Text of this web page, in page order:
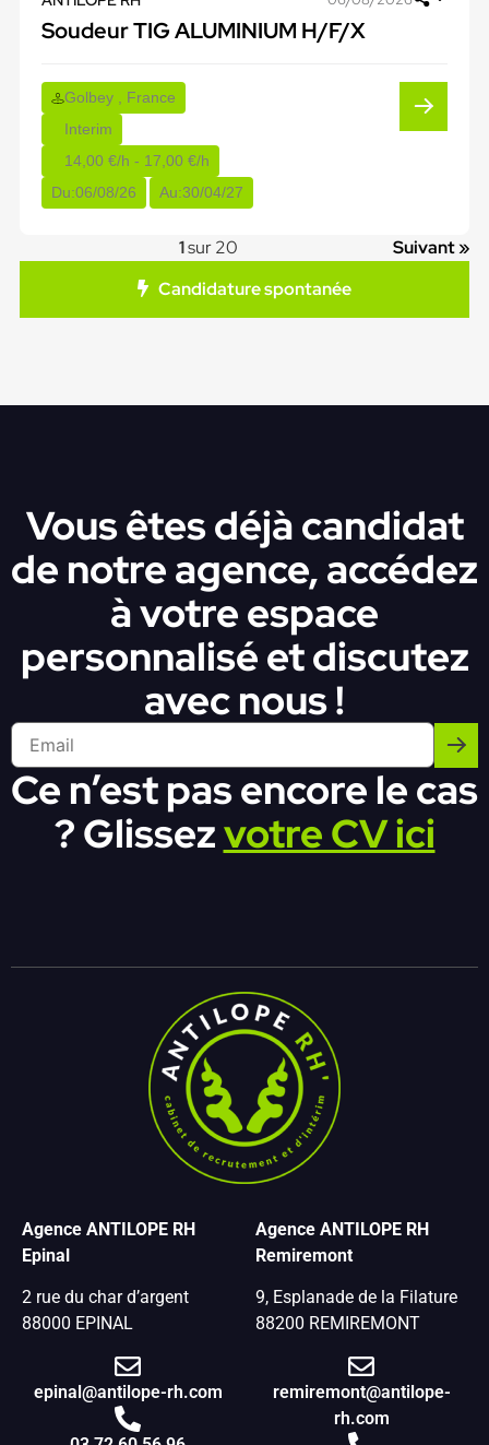
Soudeur TIG ALUMINIUM H/F/X
Golbey , France
Interim
14,00 €/h - 17,00 €/h
Du:06/08/26 Au:30/04/27
1sur 20
Suivant »
Candidature spontanée
Vous êtes déjà candidat
de notre agence, accédez
à votre espace
personnalisé et discutez
avec nous !
Ce n’est pas encore le cas
? Glissezvotre CV ici
Agence ANTILOPE RH
Epinal
2 rue du char d’argent
88000 EPINAL
epinal@antilope-rh.com
Agence ANTILOPE RH
Remiremont
9, Esplanade de la Filature
88200 REMIREMONT
remiremont@antilope-
rh.com